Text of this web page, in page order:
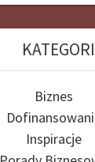
Biznes
Inspiracje